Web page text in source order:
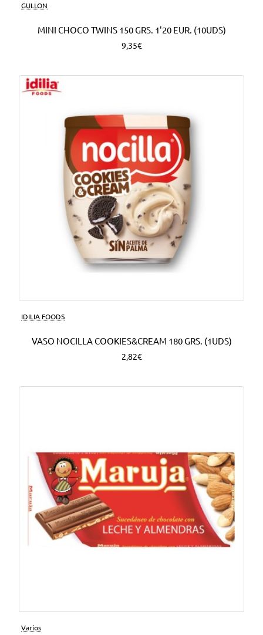
GULLON
MINI CHOCO TWINS 150 GRS. 1'20 EUR. (10UDS)
9,35€
IDILIA FOODS
VASO NOCILLA COOKIES&CREAM 180 GRS. (1UDS)
2,82€
Varios